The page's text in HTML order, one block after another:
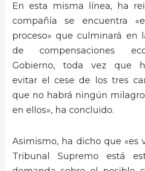
En esta misma línea, ha
compañía se encuentra
proceso» que culminará en
de compensaciones
Gobierno, toda vez que
evitar el cese de los tres
que no habrá ningún
en ellos», ha concluido.
Asimismo, ha dicho que «es
Tribunal Supremo está